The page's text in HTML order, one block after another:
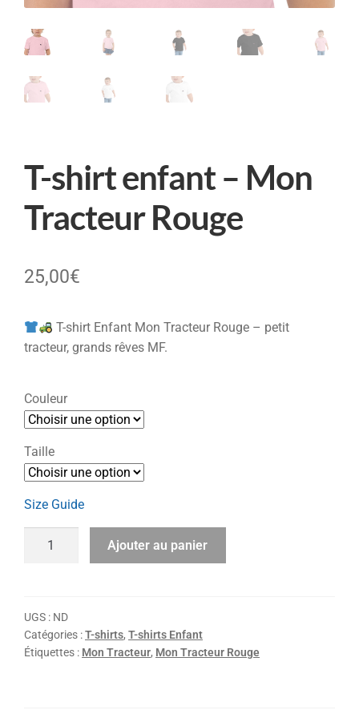
T-shirt enfant – Mon
Tracteur Rouge
25,00€
T-shirt Enfant Mon Tracteur Rouge – petit
tracteur, grands rêves MF.
Couleur
Taille
Size Guide
Ajouter au panier
UGS : ND
Catégories :T-shirts, T-shirts Enfant
Étiquettes : Mon Tracteur, Mon Tracteur Rouge